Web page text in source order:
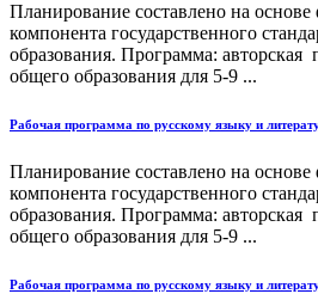
Планирование составлено на основе
компонента государственного
образования. Программа:
общего образования для 5-9 ...
Рабочая программа по русскому языку и
Планирование составлено на основе
компонента государственного
образования. Программа:
общего образования для 5-9 ...
Рабочая программа по русскому языку и